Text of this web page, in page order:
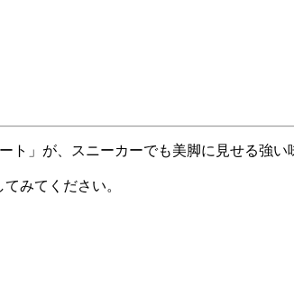
」が、スニーカーでも美脚に見せる強い
みてください。